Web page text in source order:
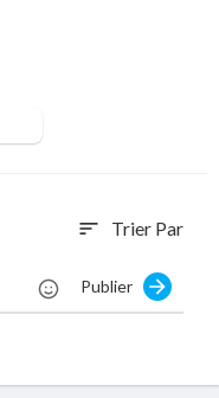
sort Trier Par
Publier